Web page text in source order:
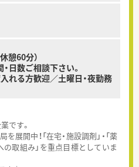
休憩60分）
日数ご相談下さい。
れる方歓迎／土曜日・夜勤務
です。
展開中！「在宅・施設調剤」・「薬
の取組み」を重点目標としていま